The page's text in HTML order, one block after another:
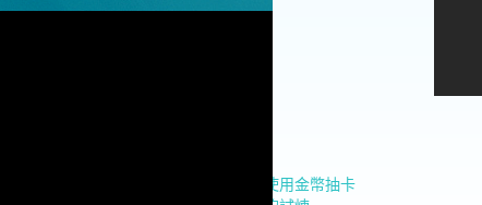
自動每日使用金幣抽卡